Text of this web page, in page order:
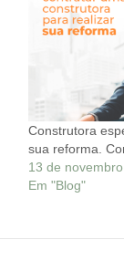
Construtora
sua reforma.
13 de
Em "Blog"